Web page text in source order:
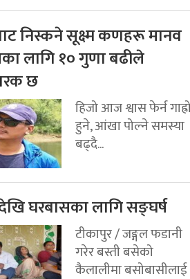
निस्कने सूक्ष्म कणहरू मानव
लागि १० गुणा बढीले
छ
हिजो आज श्वास फेर्न
हुने, आंखा पोल्ने समस्या
बढ्दै...
घरबासका लागि सङ्घर्ष
टीकापुर / जङ्गल फडानी
गरेर बस्ती बसेको
कैलालीमा बसोबासीलाई